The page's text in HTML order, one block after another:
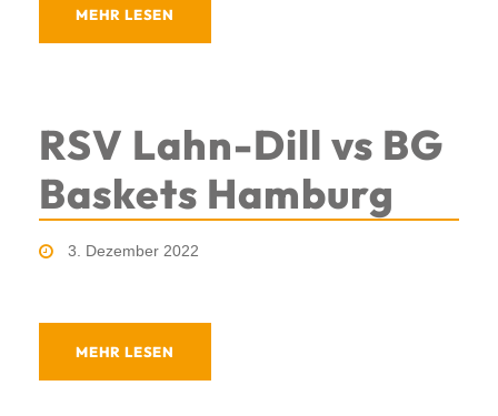
MEHR LESEN
RSV Lahn-Dill vs BG
Baskets Hamburg
3. Dezember 2022
MEHR LESEN